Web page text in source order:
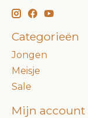
Categorieën
Jongen
Meisje
Sale
Mijn account